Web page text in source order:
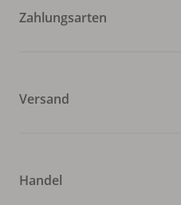
Zahlungsarten
Versand
Handel